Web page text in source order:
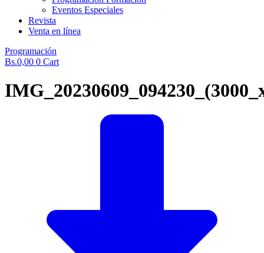
Eventos Especiales
Revista
Venta en línea
Programación
Bs.0,00 0 Cart